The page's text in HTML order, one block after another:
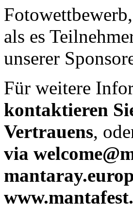
als es
unserer
Für weitere
kontaktieren
Vertrauens,
via